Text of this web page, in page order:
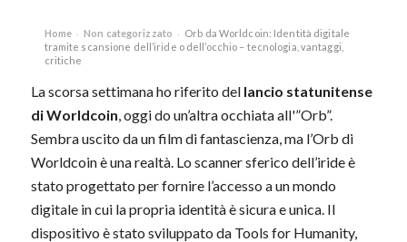
Home › Non categorizzato › Orb da Worldcoin: Identità digitale
tramite scansione dell’iride o dell’occhio – tecnologia, vantaggi,
critiche
La scorsa settimana ho riferito del lancio statunitense
di Worldcoin , oggi do un’altra occhiata all'”Orb”.
Sembra uscito da un film di fantascienza, ma l’Orb di
Worldcoin è una realtà. Lo scanner sferico dell’iride è
stato progettato per fornire l’accesso a un mondo
digitale in cui la propria identità è sicura e unica. Il
dispositivo è stato sviluppato da Tools for Humanity,